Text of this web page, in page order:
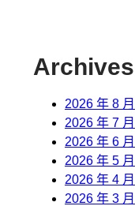
Archives
2026 年 8 月
2026 年 7 月
2026 年 6 月
2026 年 5 月
2026 年 4 月
2026 年 3 月